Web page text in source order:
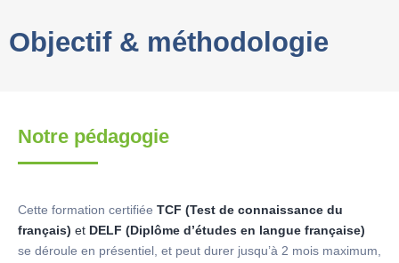
Objectif & méthodologie
Notre pédagogie
Cette formation certifiée TCF (Test de connaissance du
français) et DELF (Diplôme d’études en langue française)
se déroule en présentiel, et peut durer jusqu’à 2 mois maximum,